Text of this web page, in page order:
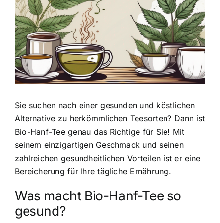
grösseres
Bild
Sie suchen nach einergesunden und köstlichen
Alternative zu herkömmlichen Teesorten? Dann ist
Bio-Hanf-Tee genau das Richtige für Sie! Mit
seinem einzigartigen Geschmack und seinen
zahlreichen gesundheitlichen Vorteilen ist er eine
Bereicherung für Ihre tägliche Ernährung.
Was macht Bio-Hanf-Tee so
gesund?